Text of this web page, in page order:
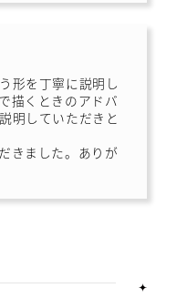
形を丁寧に説明し
描くときのアドバ
明していただきと
きました。ありが